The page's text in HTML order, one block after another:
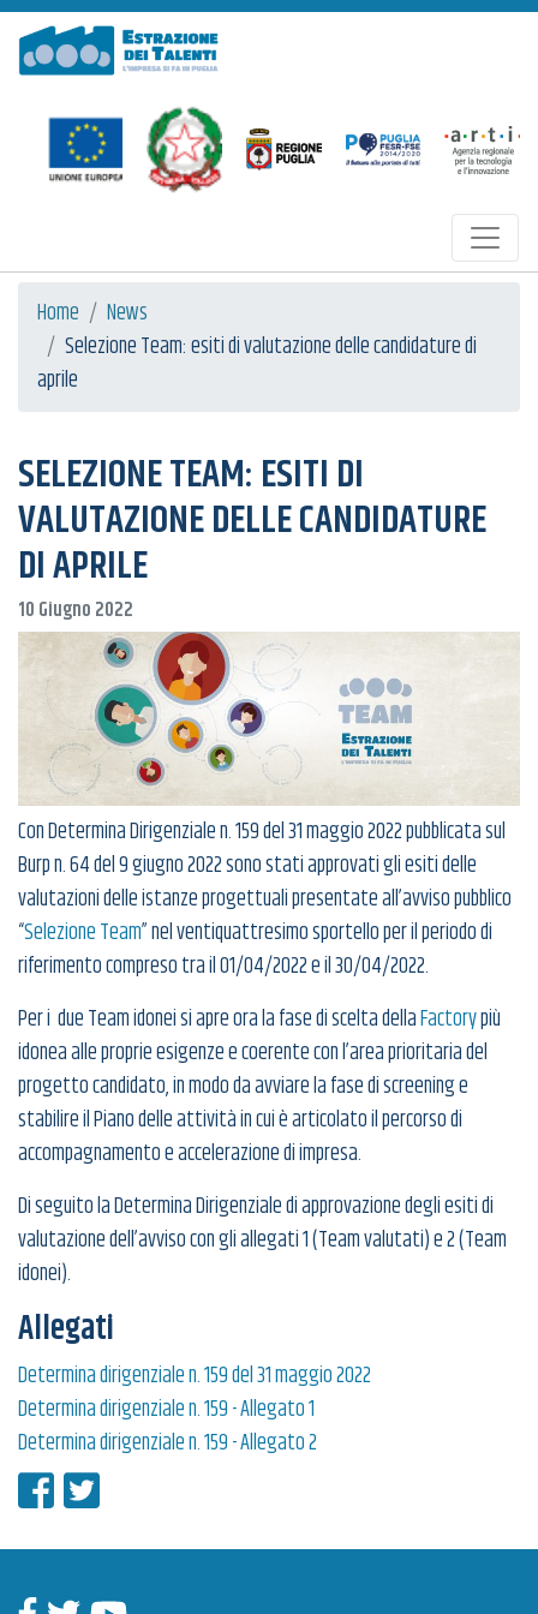
Estrazione dei Talenti
Home
News
Selezione Team: esiti di valutazione delle candidature di
aprile
SELEZIONE TEAM: ESITI DI
VALUTAZIONE DELLE CANDIDATURE
DI APRILE
10 Giugno 2022
Con Determina Dirigenziale n. 159 del 31 maggio 2022 pubblicata sul
Burp n. 64 del 9 giugno 2022 sono stati approvati gli esiti delle
valutazioni delle istanze progettuali presentate all’avviso pubblico
“Selezione Team” nel ventiquattresimo sportello per il periodo di
riferimento compreso tra il 01/04/2022 e il 30/04/2022.
Per i due Team idonei si apre ora la fase di scelta dellaFactorypiù
idonea alle proprie esigenze e coerente con l’area prioritaria del
progetto candidato, in modo da avviare la fase di screening e
stabilire il Piano delle attività in cui è articolato il percorso di
accompagnamento e accelerazione di impresa.
Di seguito la Determina Dirigenziale di approvazione degli esiti di
valutazione dell’avviso con gli allegati 1 (Team valutati) e 2 (Team
idonei).
Allegati
Determina dirigenziale n. 159 del 31 maggio 2022
Determina dirigenziale n. 159 - Allegato 1
Determina dirigenziale n. 159 - Allegato 2
Condividi su Facebook
Condividi su Twitter